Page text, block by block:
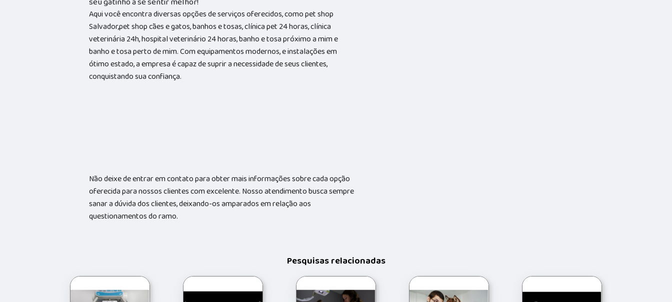
Aqui você encontra diversas opções de serviços oferecidos, como pet shop
Salvador,pet shop cães e gatos, banhos e tosas, clínica pet 24 horas, clínica
veterinária 24h, hospital veterinário 24 horas, banho e tosa próximo a mim e
banho e tosa perto de mim. Com equipamentos modernos, e instalações em
ótimo estado, a empresa é capaz de suprir a necessidade de seus clientes,
conquistando sua confiança.
Não deixe de entrar em contato para obter mais informações sobre cada opção
oferecida para nossos clientes com excelente. Nosso atendimento busca sempre
sanar a dúvida dos clientes, deixando-os amparados em relação aos
questionamentos do ramo.
Pesquisas relacionadas